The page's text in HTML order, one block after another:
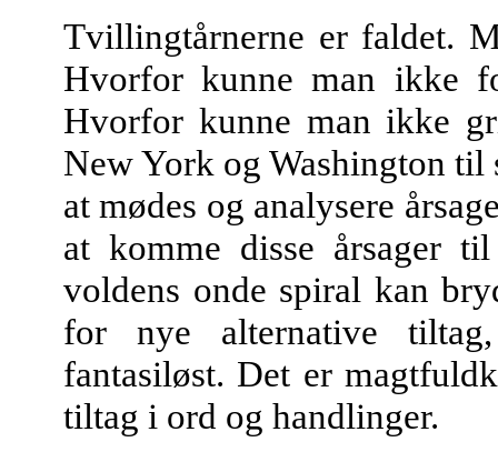
Tvillingtårnerne er faldet.
Hvorfor kunne man ikke
Hvorfor kunne man ikke
New York og Washington
at mødes og analysere
at komme disse årsager
voldens onde spiral kan
for nye alternative
fantasiløst. Det er
tiltag i ord og handlinger.